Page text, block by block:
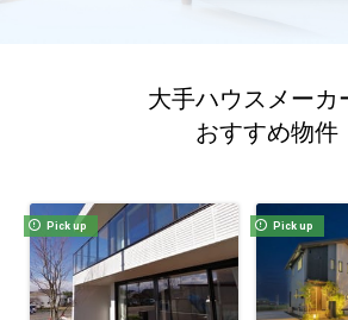
大手ハウスメーカ
おすすめ物件
Pick up Pick up